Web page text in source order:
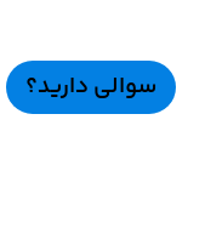
سوالی دارید؟